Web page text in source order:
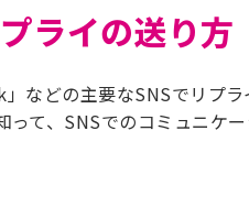
ライの送り方
などの主要なSNSでリプラ
って、SNSでのコミュニケ